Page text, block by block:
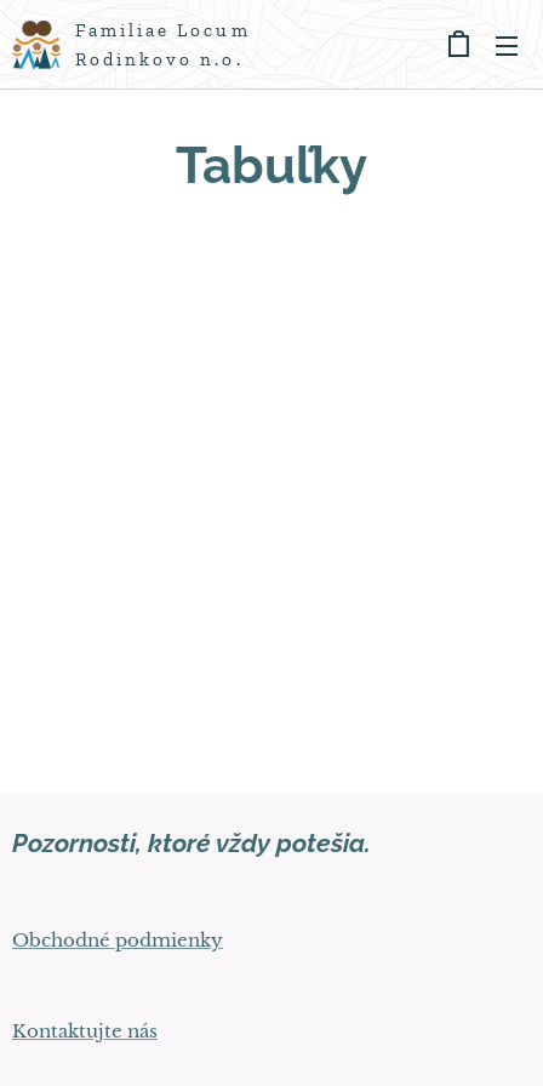
Familiae Locum
Rodinkovo n.o.
Tabuľky
Pozornosti, ktoré vždy potešia.
Obchodné podmienky
Kontaktujte nás